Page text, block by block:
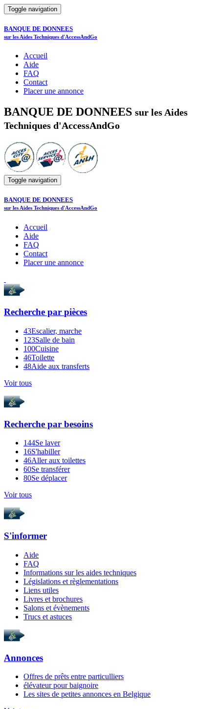
Toggle navigation
BANQUE DE DONNEES
sur les Aides Techniques d'AccessAndGo
Accueil
Aide
FAQ
Contact
Placer une annonce
BANQUE DE DONNEES sur les Aides
Techniques d'AccessAndGo
Toggle navigation
BANQUE DE DONNEES
sur les Aides Techniques d'AccessAndGo
Accueil
Aide
FAQ
Contact
Placer une annonce
Recherche par pièces
43Escalier, marche
123Salle de bain
100Cuisine
46Toilette
48Aide aux transferts
Voir tous
Recherche par besoins
144Se laver
16S'habiller
46Aller aux toilettes
60Se transférer
80Se déplacer
Voir tous
S'informer
Aide
FAQ
Informations sur les aides techniques
Législations et règlementations
Liens utiles
Livres et brochures
Salons et évènements
Trucs et astuces
Annonces
Offres de prêts entre particulliers
élévateur pour baignoire
Les sites de petites annonces en Belgique